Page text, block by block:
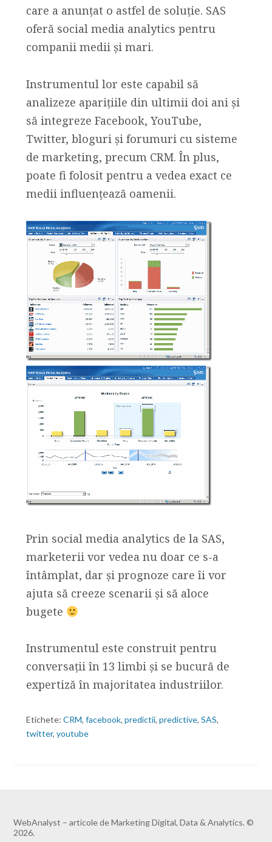
care a anunțat o astfel de soluție. SAS
oferă social media analytics pentru
companii medii și mari.
Instrumentul lor este capabil să
analizeze aparițiile din ultimii doi ani și
să integreze Facebook, YouTube,
Twitter, bloguri și forumuri cu sisteme
de marketing, precum CRM. În plus,
poate fi folosit pentru a vedea exact ce
medii influențează oamenii.
Prin social media analytics de la SAS,
marketerii vor vedea nu doar ce s-a
întâmplat, dar și prognoze care îi vor
ajuta să creeze scenarii și să aloce
bugete
Instrumentul este construit pentru
conversații în 13 limbi și se bucură de
expertiză în majoritatea industriilor.
Etichete: CRM, facebook, predictii, predictive, SAS,
twitter, youtube
WebAnalyst – articole de Marketing Digital, Data & Analytics. ©
2026.